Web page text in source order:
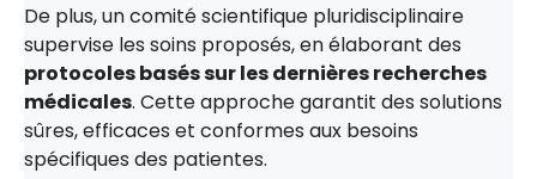
De plus, un comité scientifique pluridisciplinaire
supervise les soins proposés, en élaborant des
protocoles basés sur les dernières recherches
médicales. Cette approche garantit des solutions
sûres, efficaces et conformes aux besoins
spécifiques des patientes.